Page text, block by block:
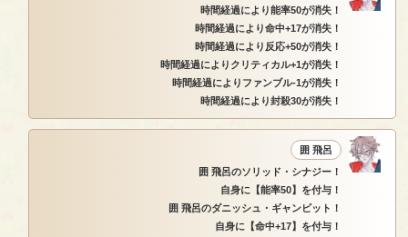
時間経過により能率50が消失！
時間経過により命中+17が消失！
時間経過により反応+50が消失！
時間経過によりクリティカル+1が消失！
時間経過によりファンブル-1が消失！
時間経過により封殺30が消失！
囲 飛呂
囲 飛呂のソリッド・シナジー！
自身に【能率50】を付与！
囲 飛呂のダニッシュ・ギャンビット！
自身に【命中+17】を付与！